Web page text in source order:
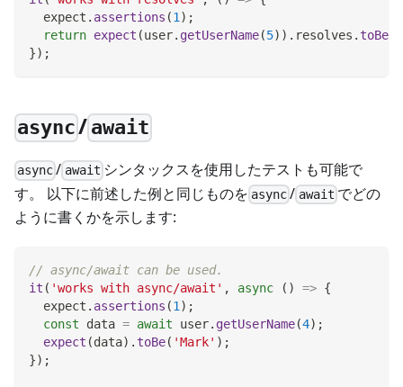
  expect
. assertions (1 ) ;
return expect (user. getUserName(5) ) . resolves . toBe
}) ;
async/await
async / await シンタックスを使用したテストも可能で
す。 以下に前述した例と同じものを async / await でどの
ように書くかを示します:
// async/await can be used.
it ( 'works with async/await' , async ( ) => {
  expect
. assertions (1 ) ;
const data = await user. getUserName(4) ;
expect (data) . toBe( 'Mark' ) ;
}) ;